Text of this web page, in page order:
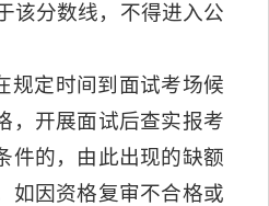
该分数线，不得进入公
规定时间到面试考场候
，开展面试后查实报考
件的，由此出现的缺额
如因资格复审不合格或